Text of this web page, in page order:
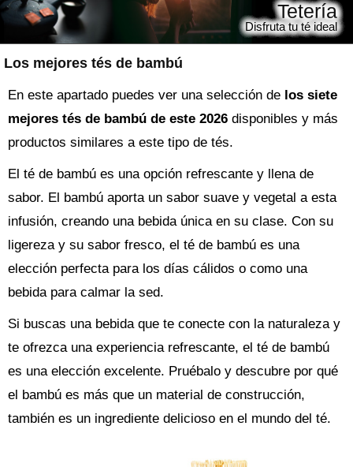
Los mejores tés de bambú
Tetería
Disfruta tu té ideal
En este apartado puedes ver una selección de los siete
mejores tés de bambú de este 2026 disponibles y más
productos similares a este tipo de tés.
El té de bambú es una opción refrescante y llena de
sabor. El bambú aporta un sabor suave y vegetal a esta
infusión, creando una bebida única en su clase. Con su
ligereza y su sabor fresco, el té de bambú es una
elección perfecta para los días cálidos o como una
bebida para calmar la sed.
Si buscas una bebida que te conecte con la naturaleza y
te ofrezca una experiencia refrescante, el té de bambú
es una elección excelente. Pruébalo y descubre por qué
el bambú es más que un material de construcción,
también es un ingrediente delicioso en el mundo del té.